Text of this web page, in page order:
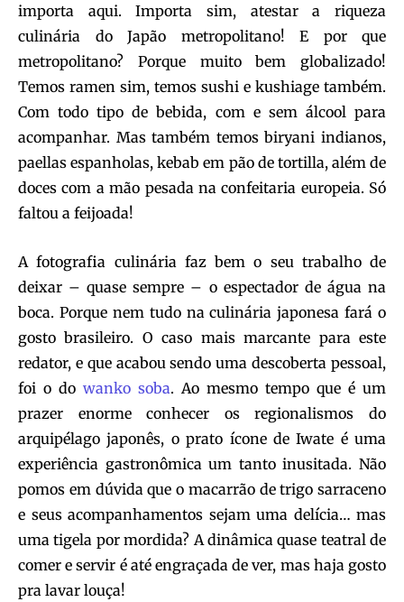
importa aqui. Importa sim, atestar a riqueza
culinária do Japão metropolitano! E por que
metropolitano? Porque muito bem globalizado!
Temos ramen sim, temos sushi e kushiage também.
Com todo tipo de bebida, com e sem álcool para
acompanhar. Mas também temos biryani indianos,
paellas espanholas, kebab em pão de tortilla, além de
doces com a mão pesada na confeitaria europeia. Só
faltou a feijoada!
A fotografia culinária faz bem o seu trabalho de
deixar – quase sempre – o espectador de água na
boca. Porque nem tudo na culinária japonesa fará o
gosto brasileiro. O caso mais marcante para este
redator, e que acabou sendo uma descoberta pessoal,
foi o do wanko soba. Ao mesmo tempo que é um
prazer enorme conhecer os regionalismos do
arquipélago japonês, o prato ícone de Iwate é uma
experiência gastronômica um tanto inusitada. Não
pomos em dúvida que o macarrão de trigo sarraceno
e seus acompanhamentos sejam uma delícia… mas
uma tigela por mordida? A dinâmica quase teatral de
comer e servir é até engraçada de ver, mas haja gosto
pra lavar louça!